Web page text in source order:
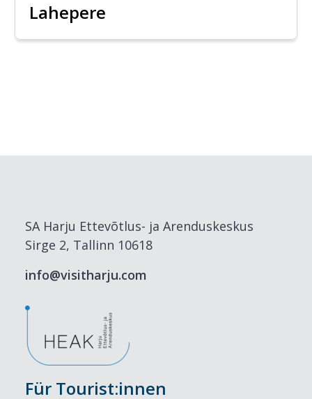
Lahepere
SA Harju Ettevõtlus- ja Arenduskeskus
Sirge 2, Tallinn 10618
info@visitharju.com
Für Tourist:innen